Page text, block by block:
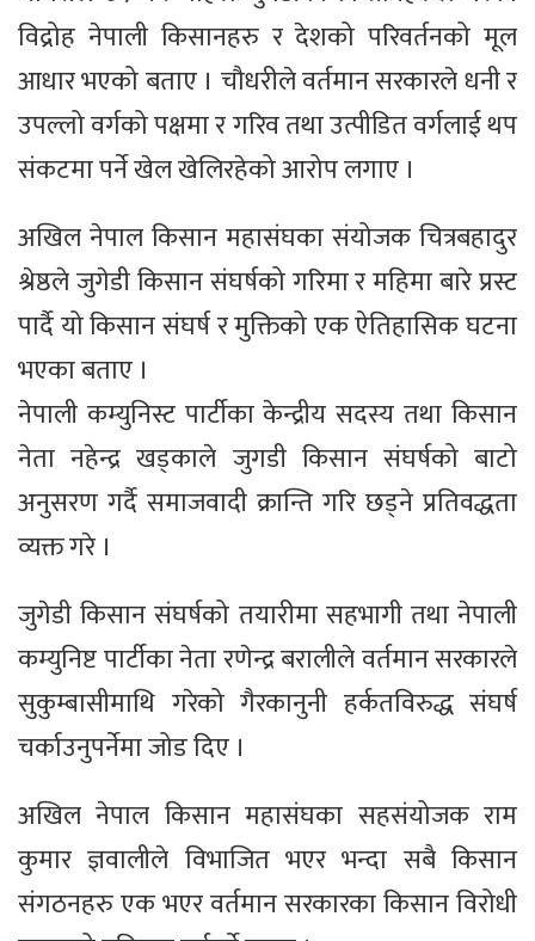
विद्रोह नेपाली किसानहरु र देशको परिवर्तनको मूल
आधार भएको बताए । चौधरीले वर्तमान सरकारले धनी र
उपल्लो वर्गको पक्षमा र गरिव तथा उत्पीडित वर्गलाई थप
संकटमा पर्ने खेल खेलिरहेको आरोप लगाए ।
अखिल नेपाल किसान महासंघका संयोजक चित्रबहादुर
श्रेष्ठले जुगेडी किसान संघर्षको गरिमा र महिमा बारे प्रस्ट
पार्दै यो किसान संघर्ष र मुक्तिको एक ऐतिहासिक घटना
भएका बताए ।
नेपाली कम्युनिस्ट पार्टीका केन्द्रीय सदस्य तथा किसान
नेता नहेन्द्र खड्काले जुगडी किसान संघर्षको बाटो
अनुसरण गर्दै समाजवादी क्रान्ति गरि छड्ने प्रतिवद्धता
व्यक्त गरे ।
जुगेडी किसान संघर्षको तयारीमा सहभागी तथा नेपाली
कम्युनिष्ट पार्टीका नेता रणेन्द्र बरालीले वर्तमान सरकारले
सुकुम्बासीमाथि गरेको गैरकानुनी हर्कतविरुद्ध संघर्ष
चर्काउनुपर्नेमा जोड दिए ।
अखिल नेपाल किसान महासंघका सहसंयोजक राम
कुमार ज्ञवालीले विभाजित भएर भन्दा सबै किसान
संगठनहरु एक भएर वर्तमान सरकारका किसान विरोधी